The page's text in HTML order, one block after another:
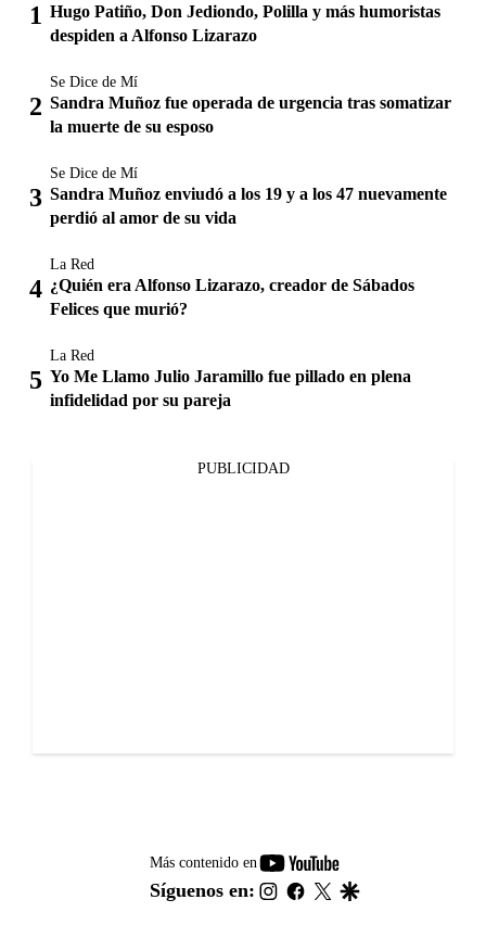
Hugo Patiño, Don Jediondo, Polilla y más humoristas
despiden a Alfonso Lizarazo
Se Dice de Mí
Sandra Muñoz fue operada de urgencia tras somatizar
la muerte de su esposo
Se Dice de Mí
Sandra Muñoz enviudó a los 19 y a los 47 nuevamente
perdió al amor de su vida
La Red
¿Quién era Alfonso Lizarazo, creador de Sábados
Felices que murió?
La Red
Yo Me Llamo Julio Jaramillo fue pillado en plena
infidelidad por su pareja
PUBLICIDAD
Más contenido en
youtube-
footer
Síguenos en: instagram
facebook
twitter